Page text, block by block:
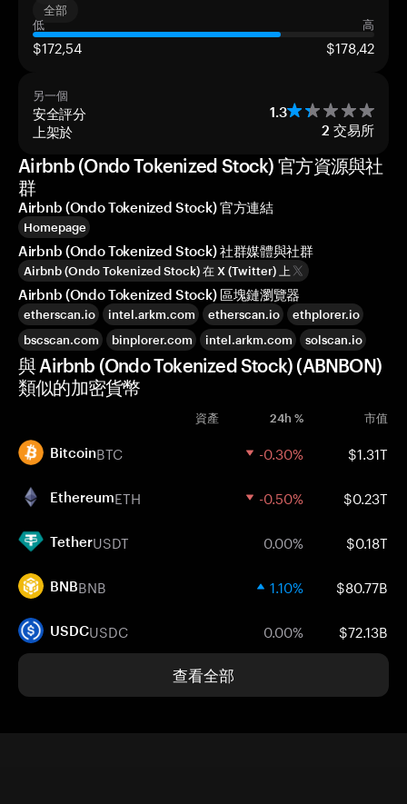
全部
低
高
$172,54 $178,42
另一個
安全評分 1.3
上架於 2 交易所
Airbnb (Ondo Tokenized Stock) 官方資源與社
群
Airbnb (Ondo Tokenized Stock) 官方連結
Homepage
Airbnb (Ondo Tokenized Stock) 社群媒體與社群
Airbnb (Ondo Tokenized Stock) 在 X (Twitter) 上
Airbnb (Ondo Tokenized Stock) 區塊鏈瀏覽器
etherscan.io intel.arkm.com etherscan.io
ethplorer.io
bscscan.com
binplorer.com intel.arkm.com solscan.io
與 Airbnb (Ondo Tokenized Stock) (ABNBON)
類似的加密貨幣
資產 24h % 市值
BitcoinBTC -0.30% $1.31T
EthereumETH -0.50% $0.23T
TetherUSDT 0.00% $0.18T
BNBBNB 1.10% $80.77B
USDCUSDC 0.00% $72.13B
查看全部